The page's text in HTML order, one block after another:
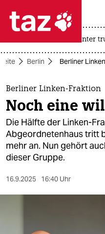
 taz
taz zahl
themen
politik
öko
gesellschaft
kultur
sport
usa unter
Berlin Berliner
Berliner Linken-Fraktion
Noch eine
Die Hälfte der Linken-
Abgeordnetenhaus tritt
mehr an. Nun gehört
dieser Gruppe.
16.9.2025 16:40 Uhr